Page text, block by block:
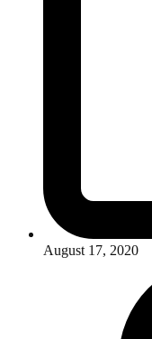
August 17, 2020